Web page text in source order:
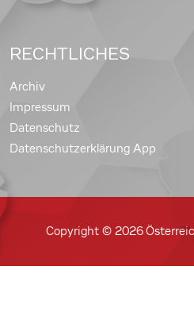
RECHTLICHES
Archiv
Impressum
Datenschutz
Datenschutzerklärung App
Copyright © 2026